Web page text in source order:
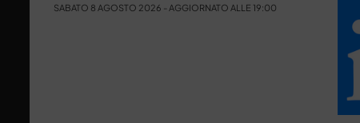
SABATO 8 AGOSTO 2026 - AGGIORNATO ALLE 19:00